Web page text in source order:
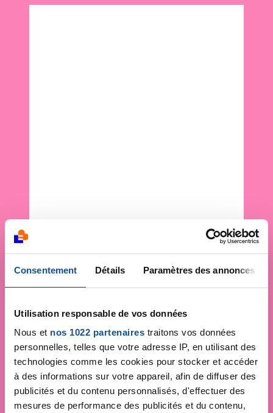
Consentement Détails Paramètres des annonces
Utilisation responsable de vos données
Nous et nos 1022 partenaires traitons vos données
personnelles, telles que votre adresse IP, en utilisant des
technologies comme les cookies pour stocker et accéder
à des informations sur votre appareil, afin de diffuser des
publicités et du contenu personnalisés, d'effectuer des
mesures de performance des publicités et du contenu,